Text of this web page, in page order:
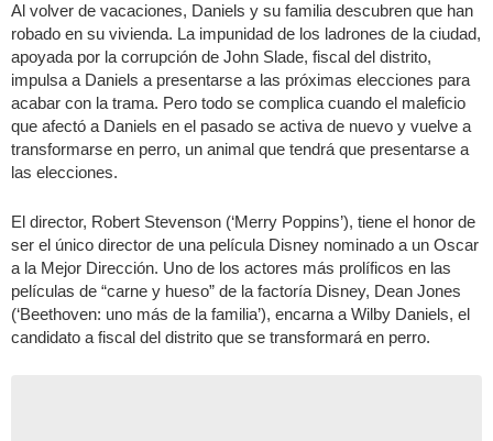
Al volver de vacaciones, Daniels y su familia descubren que han
robado en su vivienda. La impunidad de los ladrones de la ciudad,
apoyada por la corrupción de John Slade, fiscal del distrito,
impulsa a Daniels a presentarse a las próximas elecciones para
acabar con la trama. Pero todo se complica cuando el maleficio
que afectó a Daniels en el pasado se activa de nuevo y vuelve a
transformarse en perro, un animal que tendrá que presentarse a
las elecciones.
El director, Robert Stevenson (‘Merry Poppins’), tiene el honor de
ser el único director de una película Disney nominado a un Oscar
a la Mejor Dirección. Uno de los actores más prolíficos en las
películas de “carne y hueso” de la factoría Disney, Dean Jones
(‘Beethoven: uno más de la familia’), encarna a Wilby Daniels, el
candidato a fiscal del distrito que se transformará en perro.